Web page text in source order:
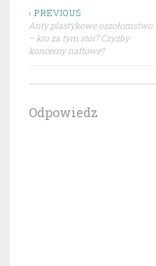
Nawigacja
wpisu
‹ PREVIOUS
Anty plastykowe oszołomstwo
– kto za tym stoi? Czyżby
koncerny naftowe?
Odpowiedz